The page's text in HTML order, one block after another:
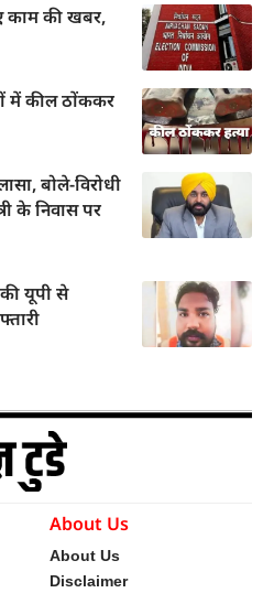
काम की खबर,
में कील ठोंककर
बोले-विरोधी
के निवास पर
यूपी से
About Us
About Us
Disclaimer